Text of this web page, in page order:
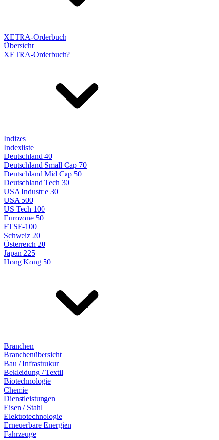
XETRA-Orderbuch
Übersicht
XETRA-Orderbuch?
Indizes
Indexliste
Deutschland 40
Deutschland Small Cap 70
Deutschland Mid Cap 50
Deutschland Tech 30
USA Industrie 30
USA 500
US Tech 100
Eurozone 50
FTSE-100
Schweiz 20
Österreich 20
Japan 225
Hong Kong 50
Branchen
Branchenübersicht
Bau / Infrastrukur
Bekleidung / Textil
Biotechnologie
Chemie
Dienstleistungen
Eisen / Stahl
Elektrotechnologie
Erneuerbare Energien
Fahrzeuge